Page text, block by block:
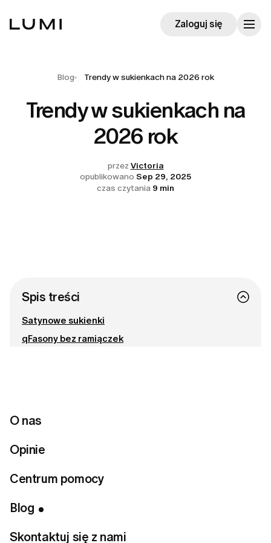
O nas
Opinie
Centrum pomocy
Blog
Skontaktuj się z nami
Zaloguj się
Blog Trendy w sukienkach na 2026 rok
Trendy w sukienkach na
2026 rok
przez Victoria
opublikowano Sep 29, 2025
czas czytania 9 min
Odkryjmy pięć najważniejszych fasonów sukienek, które
Spis treści
Satynowe sukienki
qFasony bez ramiączek
Gotowa na odnalezienie idealnego stylu?
Rozwiąż quiz stylistyczny